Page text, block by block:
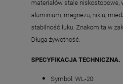
materiałów stale
aluminium, magnezu, niklu,
stabilność łuku. Znakomita w
Długa żywotność.
SPECYFIKACJA TECHNICZNA.
Symbol: WL-20